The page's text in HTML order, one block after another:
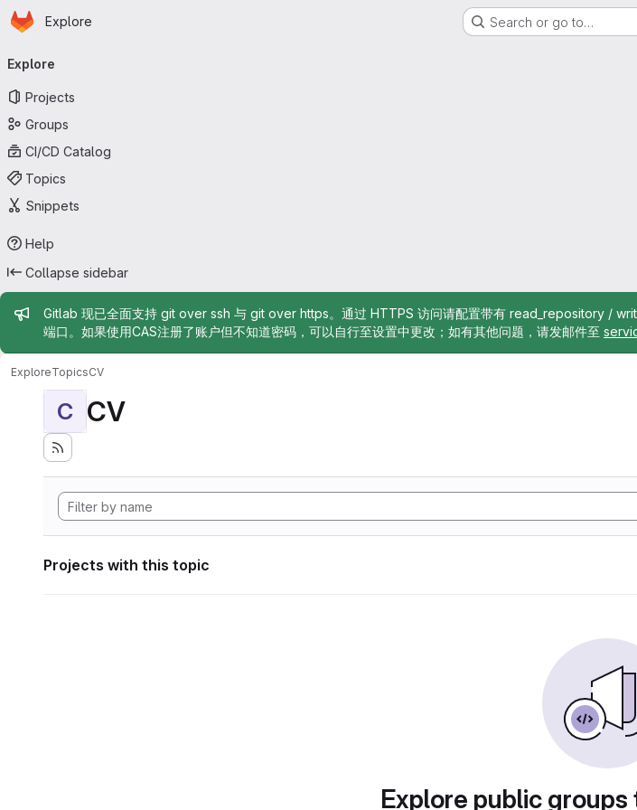
Skip to main content
Homepage
Explore Search or go to…
navigation
Explore
Projects
Groups
CI/CD Catalog
Topics
Snippets
Help
Collapse sidebar
Admin message
Gitlab 现已全面支持 git over ssh 与 git over https。通过 HTTPS 访问请配置带有 read_repository /
端口。如果使用CAS注册了账户但不知道密码，可以自行至设置中更改；如有其他问题，请发邮件至
ExploreTopicsCV
C CV
Projects with this topic
Explore public